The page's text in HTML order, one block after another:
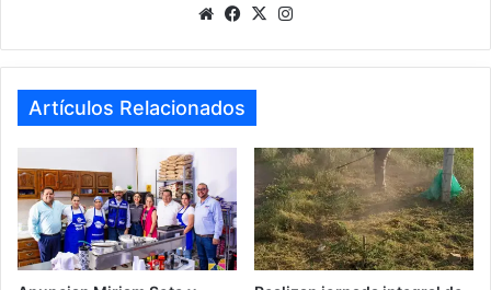
WebsiteFacebook
X
Artículos Relacionados